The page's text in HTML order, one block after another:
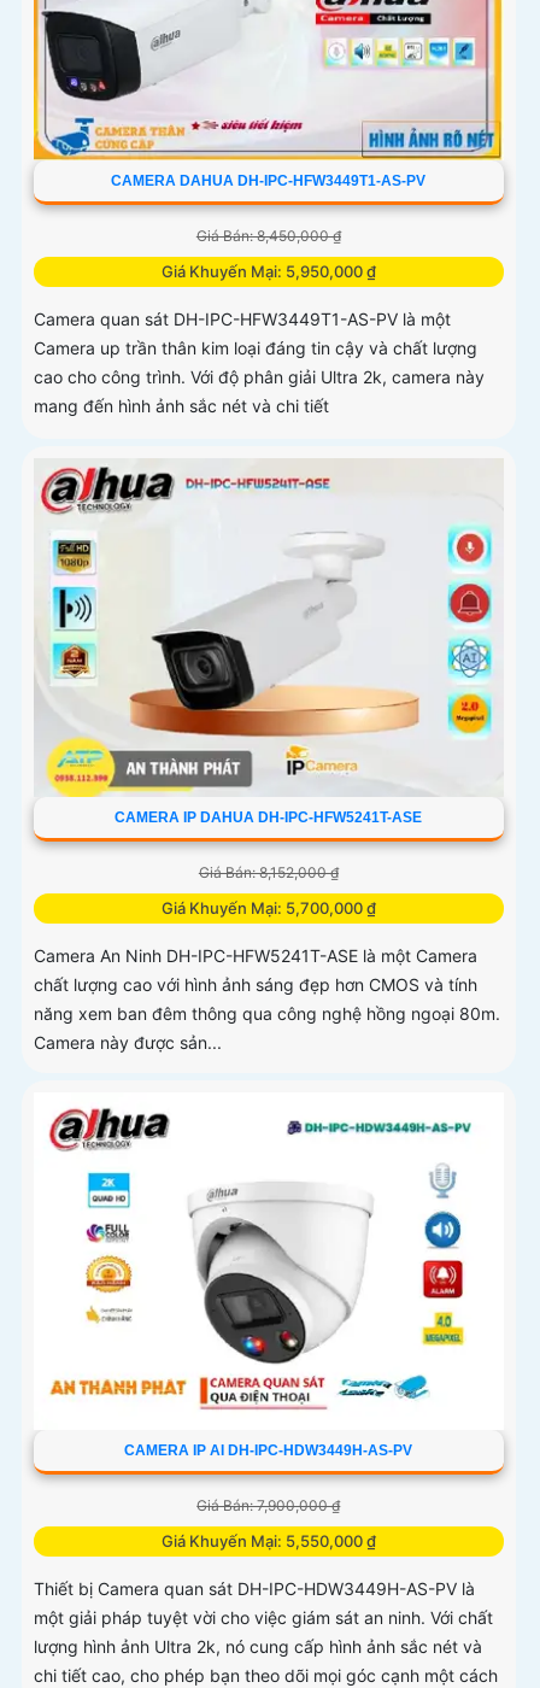
CAMERA DAHUA DH-IPC-HFW3449T1-AS-PV
Giá Bán: 8,450,000 ₫
Giá Khuyến Mại: 5,950,000 ₫
Camera quan sát DH-IPC-HFW3449T1-AS-PV là một
Camera up trần thân kim loại đáng tin cậy và chất lượng
cao cho công trình. Với độ phân giải Ultra 2k, camera này
mang đến hình ảnh sắc nét và chi tiết
CAMERA IP DAHUA DH-IPC-HFW5241T-ASE
Giá Bán: 8,152,000 ₫
Giá Khuyến Mại: 5,700,000 ₫
Camera An Ninh DH-IPC-HFW5241T-ASE là một Camera
chất lượng cao với hình ảnh sáng đẹp hơn CMOS và tính
năng xem ban đêm thông qua công nghệ hồng ngoại 80m.
Camera này được sản...
CAMERA IP AI DH-IPC-HDW3449H-AS-PV
Giá Bán: 7,900,000 ₫
Giá Khuyến Mại: 5,550,000 ₫
Thiết bị Camera quan sát DH-IPC-HDW3449H-AS-PV là
một giải pháp tuyệt vời cho việc giám sát an ninh. Với chất
lượng hình ảnh Ultra 2k, nó cung cấp hình ảnh sắc nét và
chi tiết cao, cho phép bạn theo dõi mọi góc cạnh một cách